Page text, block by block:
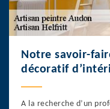
Notre savoir-
décoratif
A la recherche d’un